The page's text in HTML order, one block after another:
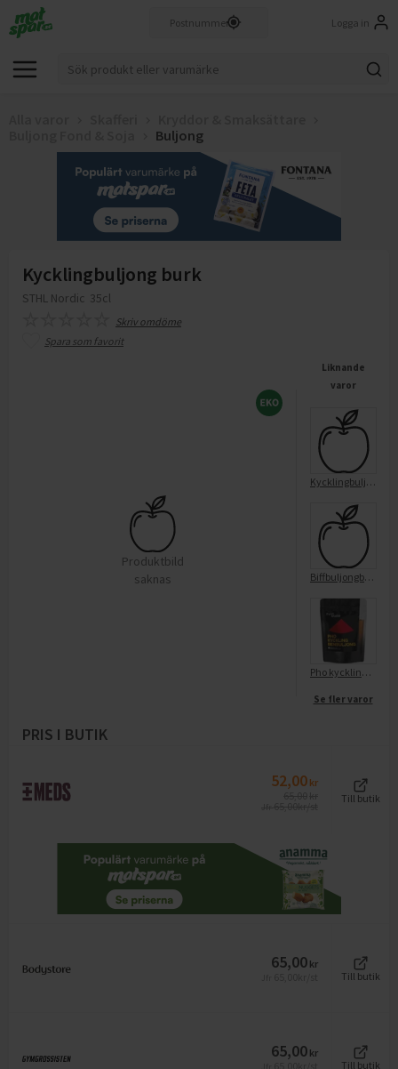
Logga in
Buljong
Kycklingbuljong burk
STHL Nordic 35cl
Skriv omdöme
Spara som favorit
Produktbild
saknas
Liknande
varor
Kycklingbuljong i påse
Biffbuljongburk
Pho kyckling-buljong
Se fler varor
PRIS I BUTIK
52,00 kr
Till butik
65,00 kr
Till butik
65,00 kr
Till butik